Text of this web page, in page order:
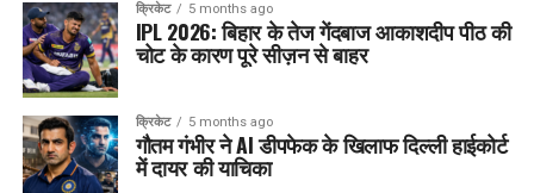
क्रिकेट 5 months ago
IPL 2026: बिहार के तेज गेंदबाज आकाशदीप पीठ की
चोट के कारण पूरे सीज़न से बाहर
क्रिकेट 5 months ago
गौतम गंभीर ने AI डीपफेक के खिलाफ दिल्ली हाईकोर्ट
में दायर की याचिका